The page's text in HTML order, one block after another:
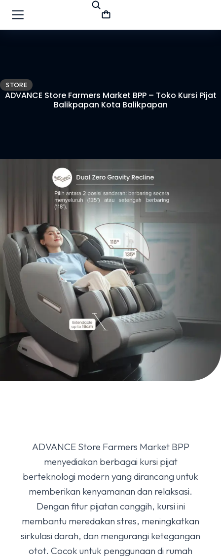
STORE
ADVANCE Store Farmers Market BPP – Toko Kursi Pijat
Balikpapan Kota Balikpapan
ADVANCE Store Farmers Market BPP
menyediakan berbagai kursi pijat
berteknologi modern yang dirancang untuk
memberikan kenyamanan dan relaksasi.
Dengan fitur pijatan canggih, kursi ini
membantu meredakan stres, meningkatkan
sirkulasi darah, dan mengurangi ketegangan
otot. Cocok untuk penggunaan di rumah